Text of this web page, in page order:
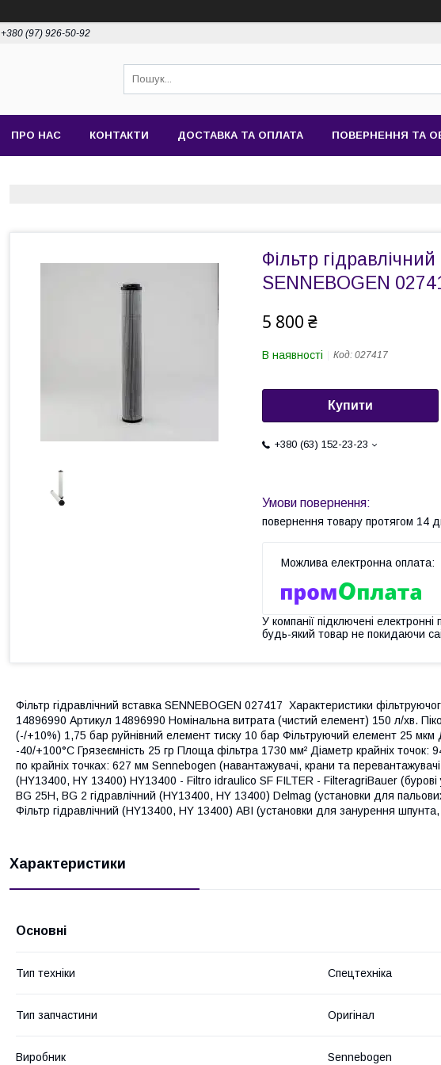
+380 (97) 926-50-92
ПРО НАС КОНТАКТИ ДОСТАВКА ТА ОПЛАТА ПОВЕРНЕННЯ ТА
Фільтр
SENNEBOGEN
5 800 ₴
В наявності Код: 027417
Купити
+380 (63) 152-23-23
повернення товару протягом 14
У компанії підключені
будь-який товар не покидаючи
Фільтр гідравлічний вставка SENNEBOGEN 027417 Характеристики
14896990 Артикул 14896990 Номінальна витрата (чистий елемент) 150 л/хв.
(-/+10%) 1,75 бар руйнівний елемент тиску 10 бар Фільтруючий елемент 25 мкм
-40/+100°C Грязеємність 25 гр Площа фільтра 1730 мм² Діаметр крайніх
по крайніх точках: 627 мм Sennebogen (навантажувачі, крани та перевантажувачі
(HY13400, HY 13400) HY13400 - Filtro idraulico SF FILTER - FilteragriBauer
BG 25H, BG 2 гідравлічний (HY13400, HY 13400) Delmag (установки для
Фільтр гідравлічний (HY13400, HY 13400) ABI (установки для занурення
Характеристики
Основні
Тип техніки Спецтехніка
Тип запчастини Оригінал
Виробник Sennebogen